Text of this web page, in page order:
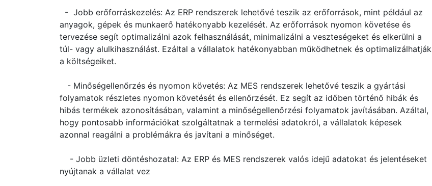
- Jobb erőforráskezelés: Az ERP rendszerek lehetővé teszik az erőforrások, mint például az
anyagok, gépek és munkaerő hatékonyabb kezelését. Az erőforrások nyomon követése és
tervezése segít optimalizálni azok felhasználását, minimalizálni a veszteségeket és elkerülni a
túl- vagy alulkihasználást. Ezáltal a vállalatok hatékonyabban működhetnek és optimalizálhatják
a költségeiket.
- Minőségellenőrzés és nyomon követés: Az MES rendszerek lehetővé teszik a gyártási
folyamatok részletes nyomon követését és ellenőrzését. Ez segít az időben történő hibák és
hibás termékek azonosításában, valamint a minőségellenőrzési folyamatok javításában. Azáltal,
hogy pontosabb információkat szolgáltatnak a termelési adatokról, a vállalatok képesek
azonnal reagálni a problémákra és javítani a minőséget.
- Jobb üzleti döntéshozatal: Az ERP és MES rendszerek valós idejű adatokat és jelentéseket
nyújtanak a vállalat vez